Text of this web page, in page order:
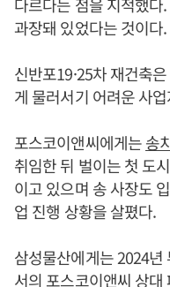
과장돼 있었다는 것이다.
신반포19·25차 재건축
게 물러서기 어려운 사
포스코이앤씨에게는송
취임한 뒤 벌이는 첫 도
이고 있으며 송 사장도
업 진행 상황을 살폈다.
삼성물산에게는 2024년
서의 포스코이앤씨 상